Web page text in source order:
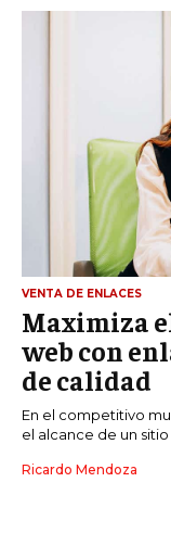
VENTA DE ENLACES
Maximiza
web con
de calidad
En el competitivo
el alcance de un sitio
Ricardo Mendoza